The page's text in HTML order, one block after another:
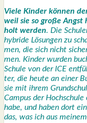
Vie­le Kin­der kön­nen
weil sie so gro­ße
holt wer­den. Die
hybri­de Lösun­gen zu
men, die sich nicht
men. Kin­der wur­den
Schu­le von der ICE
ter, die heu­te an einer
sie mit ihrem
Cam­pus der
habe, und haben dort
das, was ich aus